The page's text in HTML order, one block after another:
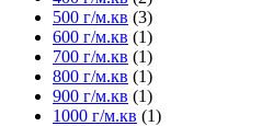
500 г/м.кв (3)
600 г/м.кв (1)
700 г/м.кв (1)
800 г/м.кв (1)
900 г/м.кв (1)
1000 г/м.кв (1)